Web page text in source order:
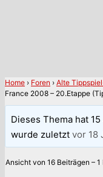
Home › Foren › Alte
France 2008 – 20.Etappe
Dieses Thema hat
wurde zuletztvor 18
Ansicht von 16 Beiträgen –